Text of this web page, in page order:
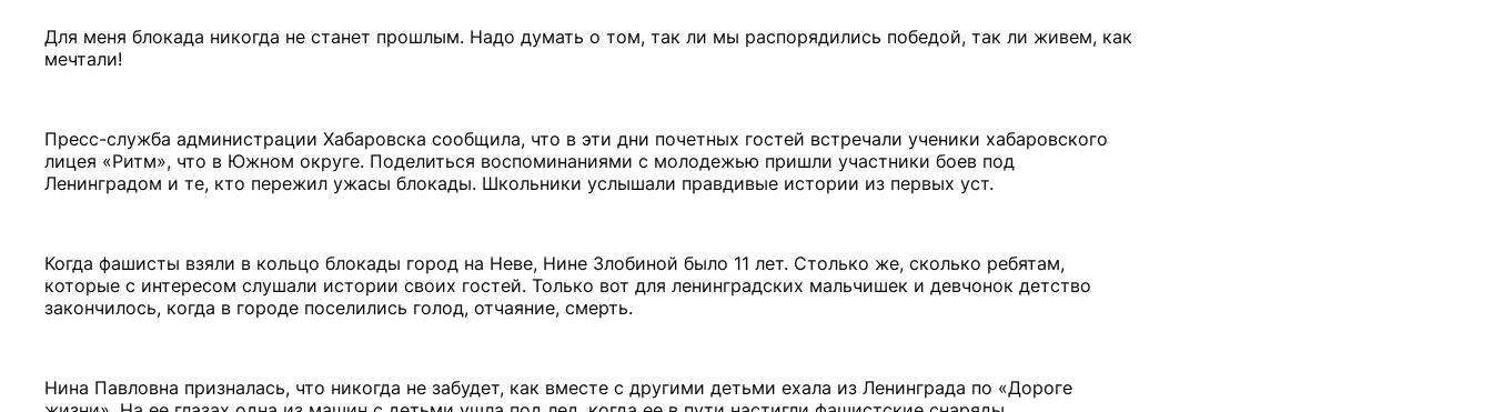
Для меня блокада никогда не станет прошлым. Надо думать о том, так ли мы распорядились победой, так ли живем, как
мечтали!
Пресс-служба администрации Хабаровска сообщила, что в эти дни почетных гостей встречали ученики хабаровского
лицея «Ритм», что в Южном округе. Поделиться воспоминаниями с молодежью пришли участники боев под
Ленинградом и те, кто пережил ужасы блокады. Школьники услышали правдивые истории из первых уст.
Когда фашисты взяли в кольцо блокады город на Неве, Нине Злобиной было 11 лет. Столько же, сколько ребятам,
которые с интересом слушали истории своих гостей. Только вот для ленинградских мальчишек и девчонок детство
закончилось, когда в городе поселились голод, отчаяние, смерть.
Нина Павловна призналась, что никогда не забудет, как вместе с другими детьми ехала из Ленинграда по «Дороге